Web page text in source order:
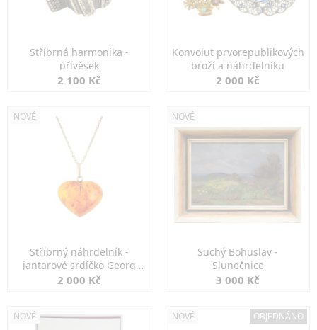
Stříbrná harmonika -
přívěsek
2 100 Kč
Konvolut prvorepublikových
broží a náhrdelníku
2 000 Kč
NOVÉ
Stříbrný náhrdelník -
jantarové srdíčko Georg
Kramer
2 000 Kč
NOVÉ
Suchý Bohuslav -
Slunečnice
3 000 Kč
NOVÉ NOVÉ OBJEDNÁNO